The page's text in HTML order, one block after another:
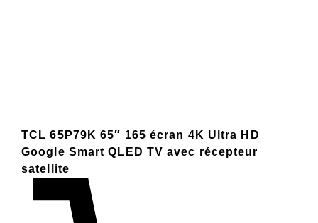
TCL 65P79K 65″ 165 écran 4K Ultra HD
Google Smart QLED TV avec récepteur
satellite